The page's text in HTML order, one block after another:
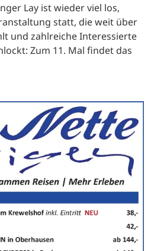
Lay ist wieder viel los,
statt, die weit über
und zahlreiche Interessierte
Zum 11. Mal findet das